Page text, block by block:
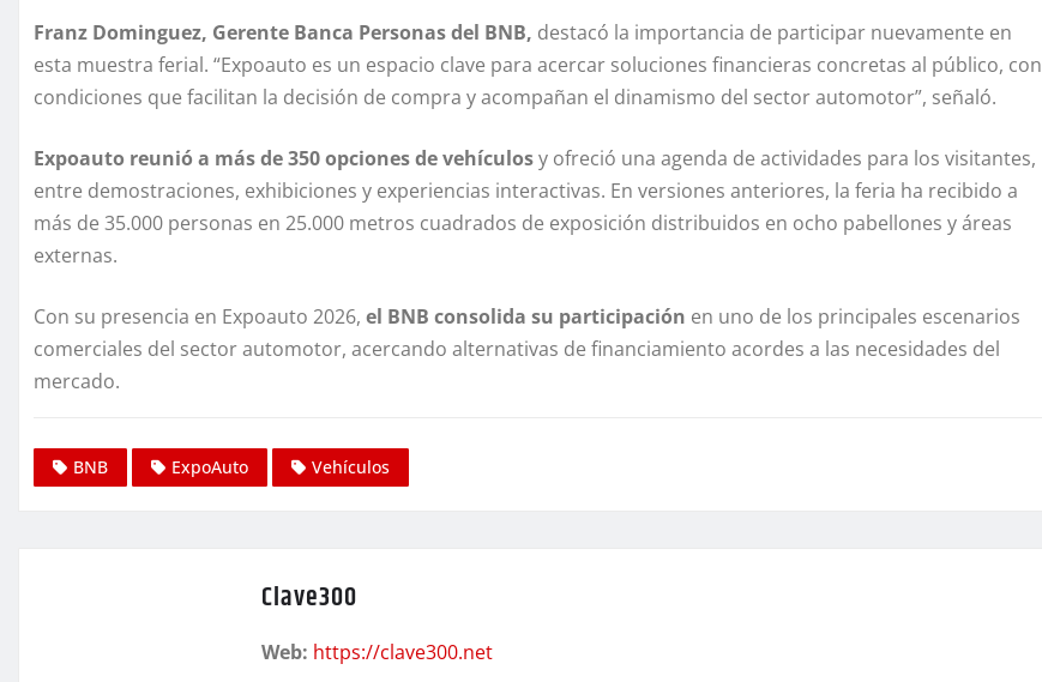
Franz Dominguez, Gerente Banca Personas del BNB, destacó la importancia de participar nuevamente en
esta muestra ferial. “Expoauto es un espacio clave para acercar soluciones financieras concretas al público, con
condiciones que facilitan la decisión de compra y acompañan el dinamismo del sector automotor”, señaló.
Expoauto reunió a más de 350 opciones de vehículosy ofreció una agenda de actividades para los visitantes,
entre demostraciones, exhibiciones y experiencias interactivas. En versiones anteriores, la feria ha recibido a
más de 35.000 personas en 25.000 metros cuadrados de exposición distribuidos en ocho pabellones y áreas
externas.
Con su presencia en Expoauto 2026, el BNB consolida su participación en uno de los principales escenarios
comerciales del sector automotor, acercando alternativas de financiamiento acordes a las necesidades del
mercado.
BNB ExpoAuto Vehículos
Clave300
Web: https://clave300.net